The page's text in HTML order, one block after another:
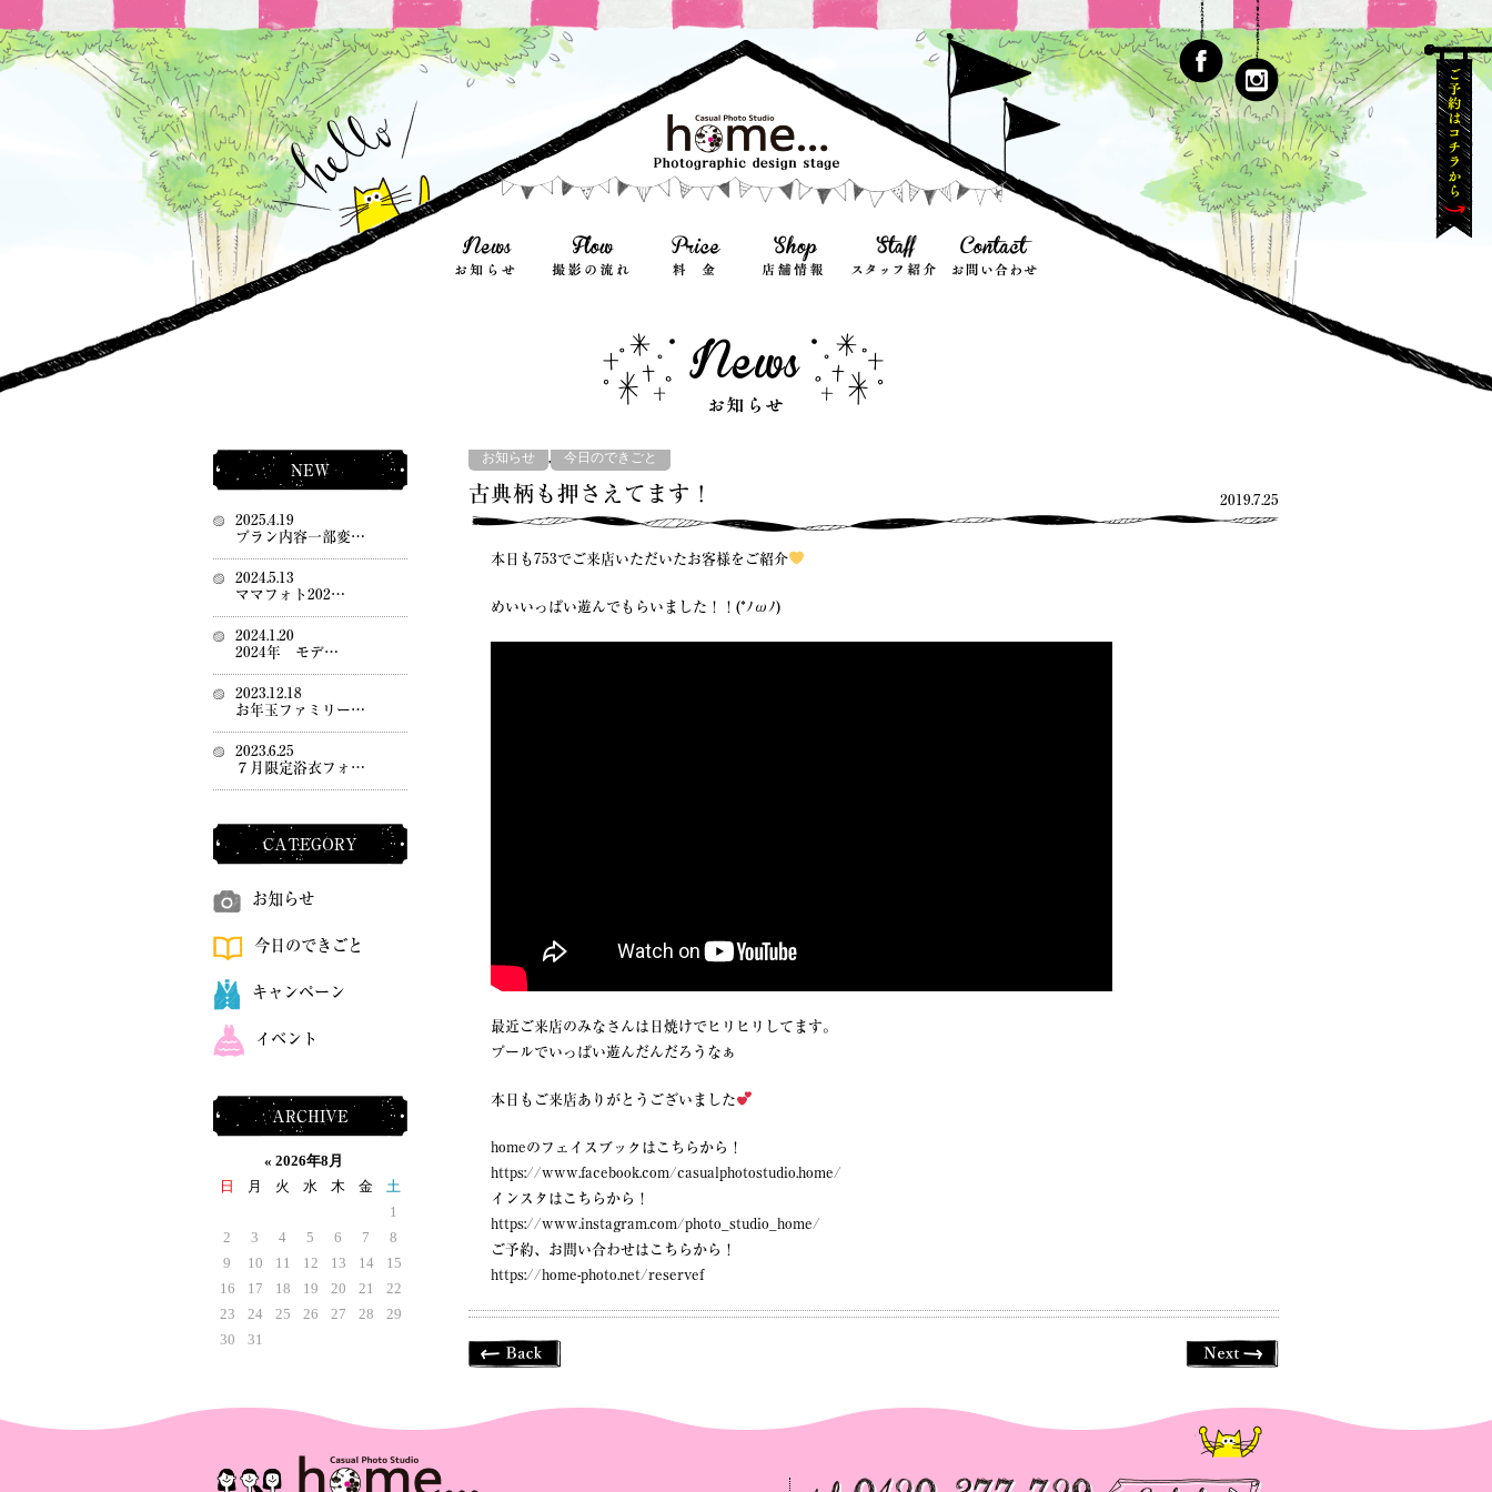
お知らせ 今日のできごと
古典柄も押さえてます！ 2019.7.25
本日も753でご来店いただいたお客様をご紹介
めいいっぱい遊んでもらいました！！(*ﾉωﾉ)
最近ご来店のみなさんは日焼けでヒリヒリしてます。
プールでいっぱい遊んだんだろうなぁ
本日もご来店ありがとうございました
homeのフェイスブックはこちらから！
https://www.facebook.com/casualphotostudio.home/
インスタはこちらから！
https://www.instagram.com/photo_studio_home/
ご予約、お問い合わせはこちらから！
https://home-photo.net/reservef
NEW
2025.4.19
プラン内容一部変…
2024.5.13
ママフォト202…
2024.1.20
2024年 モデ…
2023.12.18
お年玉ファミリー…
2023.6.25
７月限定浴衣フォ…
CATEGORY
お知らせ
今日のできごと
キャンペーン
イベント
ARCHIVE
« 2026年8月
日
月 火 水 木 金
土
1
2
3 4 5 6 7
8
9
10 11 12 13 14
15
16
17 18 19 20 21
22
23
24 25 26 27 28
29
30
31